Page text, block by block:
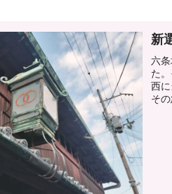
新
六
た
西
そ